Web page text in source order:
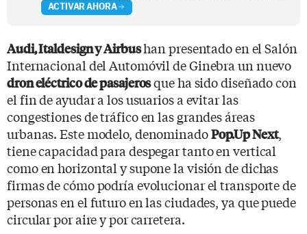
ACTIVAR AHORA
Audi, Italdesign y Airbushan presentado en el Salón
Internacional del Automóvil de Ginebra un nuevo
dron eléctrico depasajerosque ha sido diseñado con
el fin de ayudar a los usuarios a evitar las
congestiones de tráfico en las grandes áreas
urbanas. Este modelo, denominadoPop.Up Next,
tiene capacidad para despegar tanto en vertical
como en horizontal y supone la visión de dichas
firmas de cómo podría evolucionar el transporte de
personas en el futuro en las ciudades, ya que puede
circular por aire y por carretera.